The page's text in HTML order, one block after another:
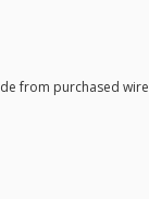
from purchased wire